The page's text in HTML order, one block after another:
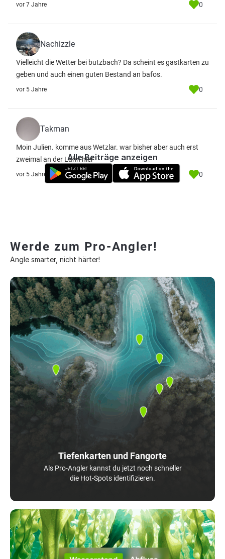
vor 7 Jahre 0
Nachizzle
Vielleicht die Wetter bei butzbach? Da scheint es gastkarten zu
geben und auch einen guten Bestand an bafos.
vor 5 Jahre 0
Takman
Moin Julien. komme aus Wetzlar. war bisher aber auch erst
zweimal an der Lahn hier
vor 5 Jahre 0
Alle Beiträge anzeigen
Werde zum Pro-Angler!
Angle smarter, nicht härter!
Tiefenkarten und Fangorte
Als Pro-Angler kannst du jetzt noch schneller
die Hot-Spots identifizieren.